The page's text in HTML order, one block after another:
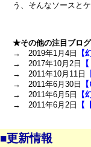
う、そんなソースと
★その他の注目ブロ
→ 2019年1月4日
【
→ 2017年10月2日
→ 2011年10月11日
→ 2011年6月30日
→ 2011年6月5日
【
→ 2011年6月2日
【
■更新情報